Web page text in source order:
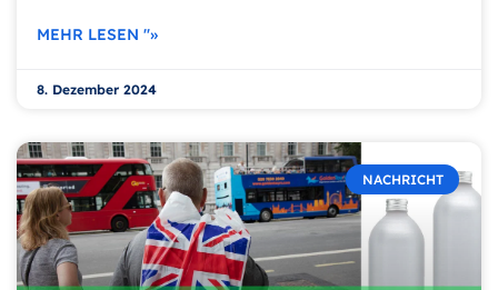
MEHR LESEN "»
8. Dezember 2024
NACHRICHT